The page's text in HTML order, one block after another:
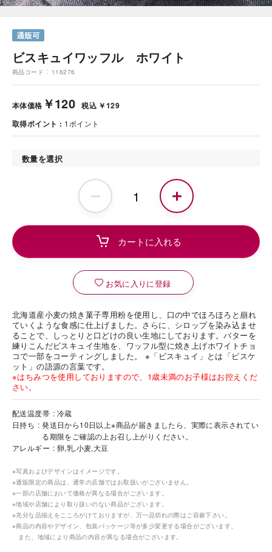
ビスキュイワッフル ホワイト
商品コード 116276
本体価格 ￥120 税込 ￥129
取得ポイント
1 ポイント
数量を選択
お気に入りに登録
北海道産小麦の焼き菓子専用粉を使用し、口の中でほろほろと崩れ
ていくような食感に仕上げました。さらに、シロップを染み込ませ
ることで、しっとりと口どけの良い生地にしております。バターを
練りこんだビスキュイ生地を、ワッフル型に焼き上げホワイトチョ
コで一部をコーティングしました。 ※「ビスキュイ」とは「ビスケ
ット」の語源の言葉です。
※はちみつを使用しておりますので、1歳未満のお子様はお控えくだ
さい。
配送温度帯
冷蔵
日持ち
発送日から10日以上※商品が届きましたら、実際に表示されてい
る期限をご確認の上お召し上がりください。
アレルギー
卵,乳,小麦,大豆
※写真およびデザインはイメージです。
※通販限定の商品は、通常の店舗ではお取扱いがございません。
※一部の店舗において価格が異なる場合がございます。
※地域や店舗により取り扱いのない商品がございます。
※充分な品揃えをこころがけておりますが、万一品切れの際はご容赦下さい。
※商品の内容やデザイン、包装パッケージ等が多少変更する場合がございます。
また、地域により商品の内容が異なる場合がございます。